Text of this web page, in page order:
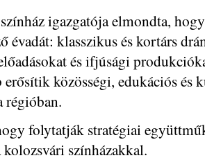
igazgatója elmondta,
évadát: klasszikus és kortárs
és ifjúsági
közösségi, edukációs és
régióban.
folytatják stratégiai
kolozsvári színházakkal.